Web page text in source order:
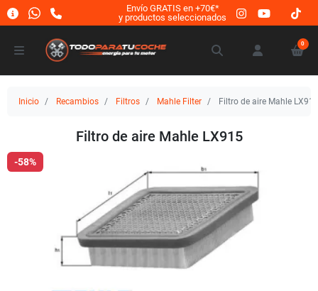
Envío GRATIS en +70€*
y productos seleccionados
0
Inicio Recambios Filtros Mahle Filter Filtro de aire Mahle LX915
Filtro de aire Mahle LX915
-58%